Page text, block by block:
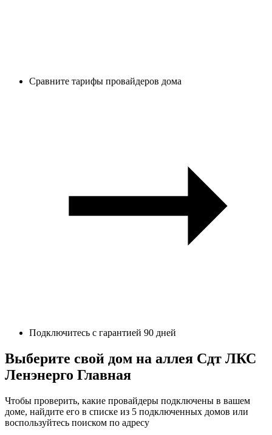
Сравните тарифы провайдеров дома
Подключитесь с гарантией 90 дней
Выберите свой дом на аллея Сдт ЛКС
Ленэнерго Главная
Чтобы проверить, какие провайдеры подключены в вашем
доме, найдите его в списке из 5 подключенных домов или
воспользуйтесь поиском по адресу